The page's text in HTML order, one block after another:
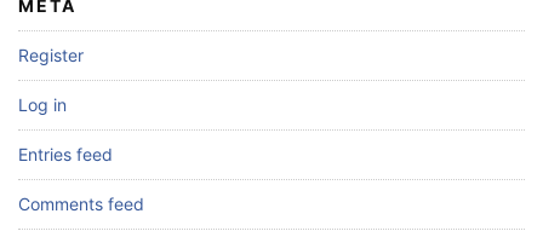
META
Register
Log in
Entries feed
Comments feed